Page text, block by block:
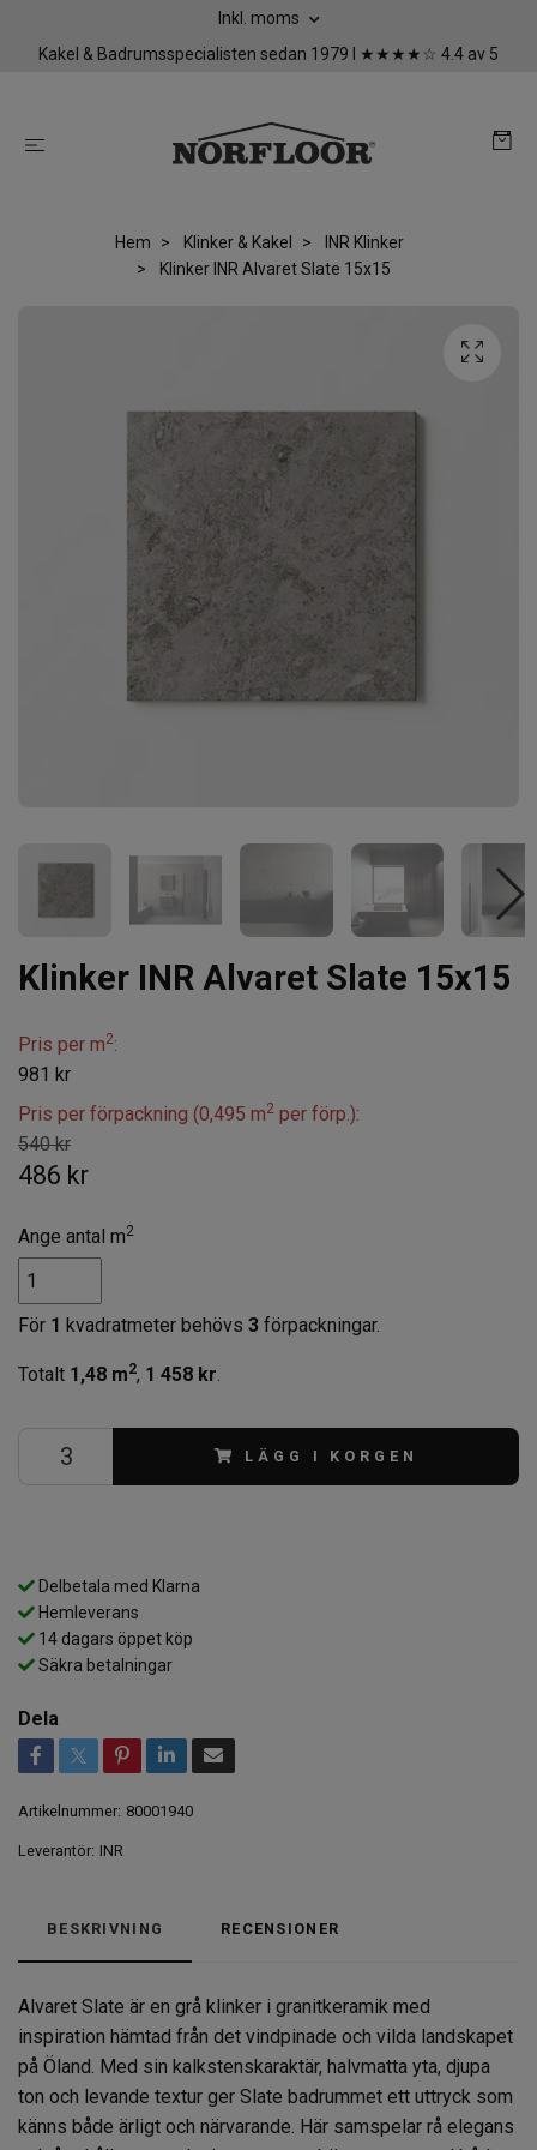
Inkl. moms
Kakel & Badrumsspecialisten sedan 1979 I ★★★★☆ 4.4 av 5
Hem Klinker & Kakel
INR Klinker
Klinker INR Alvaret Slate 15x15
Klinker INR Alvaret Slate 15x15
Pris per m2:
981 kr
Pris per förpackning (0,495 m2 per förp.):
540 kr
486 kr
Ange antal m2
För 1 kvadratmeter behövs 3 förpackningar.
Totalt 1,48 m2, 1 458 kr.
LÄGG I KORGEN
Delbetala med Klarna
Hemleverans
14 dagars öppet köp
Säkra betalningar
Dela
Artikelnummer: 80001940
Leverantör: INR
BESKRIVNING RECENSIONER
Alvaret Slate är en grå klinker i granitkeramik med
inspiration hämtad från det vindpinade och vilda landskapet
på Öland. Med sin kalkstenskaraktär, halvmatta yta, djupa
ton och levande textur ger Slate badrummet ett uttryck som
känns både ärligt och närvarande. Här samspelar rå elegans